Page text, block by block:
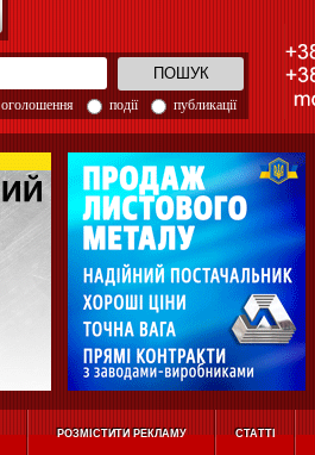
оголошення події публикації
РОЗМІСТИТИ РЕКЛАМУ СТАТТІ